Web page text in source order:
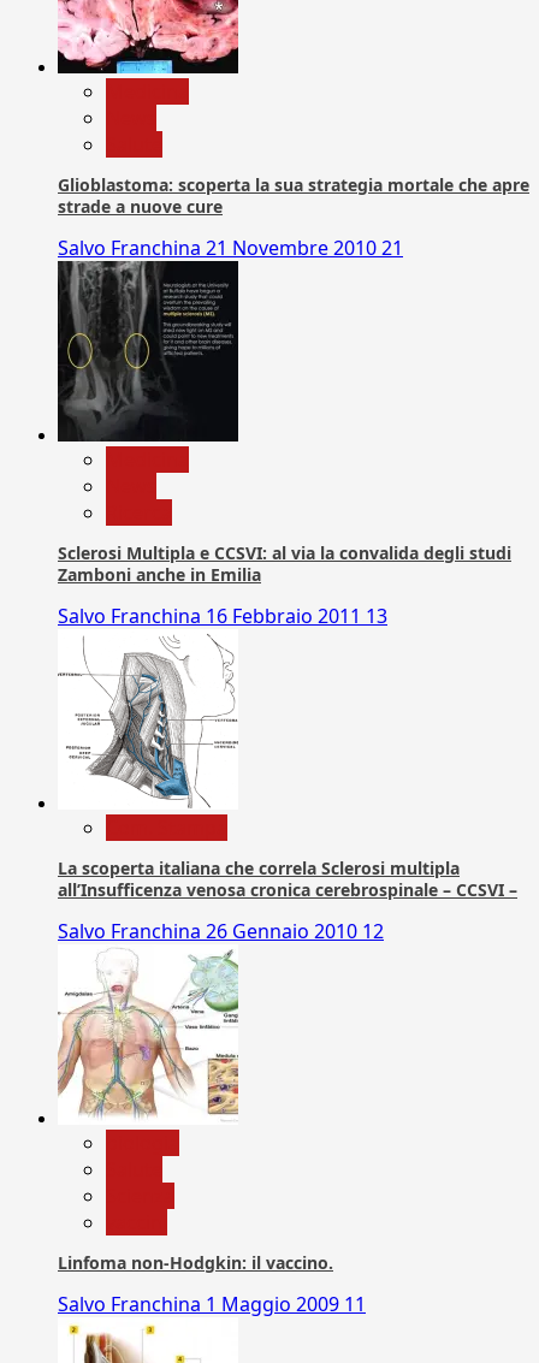
Glioblastoma: scoperta la sua strategia mortale che apre
strade a nuove cure
Salvo Franchina 21 Novembre 201021
Sclerosi Multipla e CCSVI: al via la convalida degli studi
Zamboni anche in Emilia
Salvo Franchina 16 Febbraio 2011 13
La scoperta italiana che correla Sclerosi multipla
all’Insufficenza venosa cronica cerebrospinale – CCSVI –
Salvo Franchina 26 Gennaio 2010 12
Linfoma non-Hodgkin: il vaccino.
Salvo Franchina 1 Maggio 2009 11